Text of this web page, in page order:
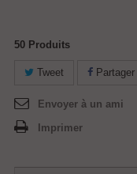
50 Produits
Tweet Partager
Envoyer à un ami
Imprimer